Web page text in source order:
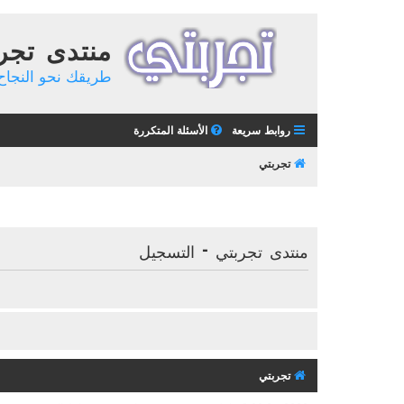
منتدى
طريقك نحو النجاح
روابط سريعة الأسئلة المتكررة
تجربتي
منتدى تجربتي - التسجيل
تجربتي